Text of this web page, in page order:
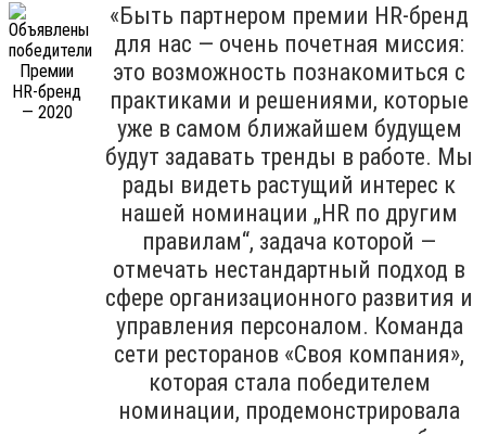
«Быть партнером премии HR-бренд
для нас — очень почетная миссия:
это возможность познакомиться с
практиками и решениями, которые
уже в самом ближайшем будущем
будут задавать тренды в работе. Мы
рады видеть растущий интерес к
нашей номинации „HR по другим
правилам“, задача которой —
отмечать нестандартный подход в
сфере организационного развития и
управления персоналом. Команда
сети ресторанов «Своя компания»,
которая стала победителем
номинации, продемонстрировала